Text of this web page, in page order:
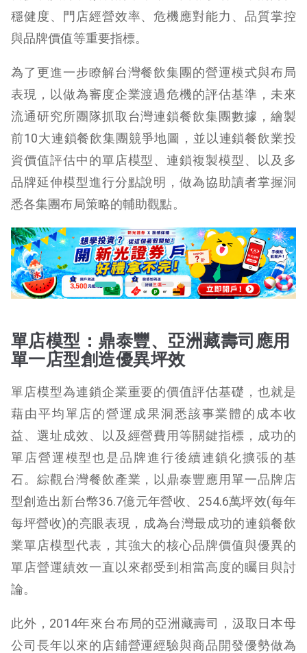
穩健度、門店經營效率、危機應對能力、品質掌控
與品牌價值等重要指標。
為了更進一步瞭解台灣餐飲集團的營運模式與布局
表現，以做為審度企業渡過危機的評估基準，未來
流通研究所團隊抓取台灣連鎖餐飲集團數據，繪製
前10大連鎖餐飲集團競爭地圖，並以連鎖餐飲業投
資價值評估中的單店模型、連鎖複製模型、以及多
品牌延伸模型進行分點說明，做為協助讀者掌握洞
悉各集團布局策略的輔助觀點。
單店模型：鼎泰豐、亞洲藏壽司應用
單一店型創造優異坪效
單店模型為連鎖企業重要的價值評估基礎，也就是
藉由平均單店的營運成果洞悉該事業體的成本收
益、選址成效、以及經營費用等關鍵指標，成功的
單店營運模型也是品牌進行後續連鎖化擴張的基
石。綜觀台灣餐飲產業，以鼎泰豐應用單一品牌店
型創造出新台幣36.7億元年營收、254.6萬坪效(每年
每坪營收)的亮眼表現，成為台灣最成功的連鎖餐飲
業單店模型代表，其強大的核心品牌價值與優異的
單店營運績效一直以來都受到相當高度的矚目與討
論。
此外，2014年來台布局的亞洲藏壽司，汲取日本母
公司長年以來的店鋪營運經驗與商品開發優勢做為